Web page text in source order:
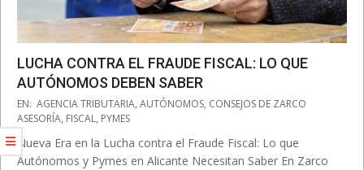
LUCHA CONTRA EL FRAUDE FISCAL: LO QUE
AUTÓNOMOS DEBEN SABER
2025-
05-
08
EN: AGENCIA TRIBUTARIA, AUTÓNOMOS, CONSEJOS DE ZARCO
ASESORÍA, FISCAL, PYMES
Nueva Era en la Lucha contra el Fraude Fiscal: Lo que
Autónomos y Pymes en Alicante Necesitan Saber En Zarco